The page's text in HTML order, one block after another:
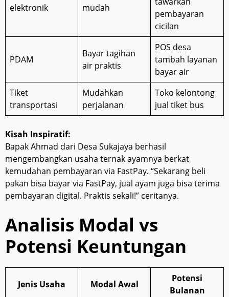
elektronik
mudah
pembayaran
cicilan
PDAM
Bayar tagihan
air praktis
POS desa
tambah layanan
bayar air
Tiket
transportasi
Mudahkan
perjalanan
Toko kelontong
jual tiket bus
Kisah Inspiratif:
Bapak Ahmad dari Desa Sukajaya berhasil
mengembangkan usaha ternak ayamnya berkat
kemudahan pembayaran via FastPay. “Sekarang beli
pakan bisa bayar via FastPay, jual ayam juga bisa terima
pembayaran digital. Praktis sekali!” ceritanya.
Analisis Modal vs
Potensi Keuntungan
Jenis Usaha Modal Awal
Potensi
Bulanan